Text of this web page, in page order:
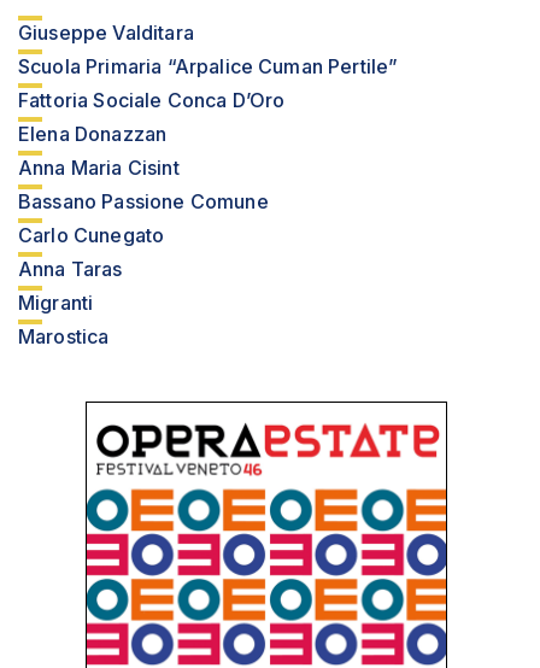
Giuseppe Valditara
Scuola Primaria “Arpalice Cuman Pertile”
Fattoria Sociale Conca D’Oro
Elena Donazzan
Anna Maria Cisint
Bassano Passione Comune
Carlo Cunegato
Anna Taras
Migranti
Marostica